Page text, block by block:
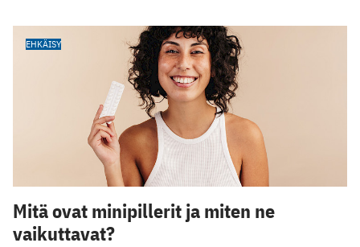
EHKÄISY
Mitä ovat minipillerit ja miten ne
vaikuttavat?